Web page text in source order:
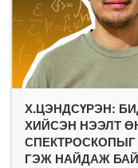
Х.ЦЭНДСҮРЭН:
ХИЙСЭН НЭЭЛТ
ГЭЖ НАЙДАЖ